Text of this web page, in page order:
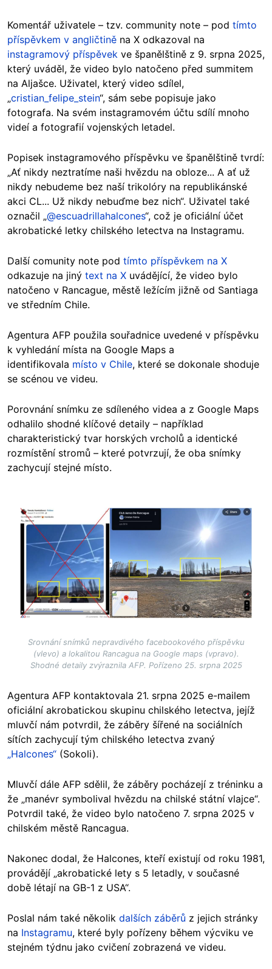
Komentář uživatele – tzv. community note – pod tímto
příspěvkem v angličtině na X odkazoval na
instagramový příspěvek ve španělštině z 9. srpna 2025,
který uváděl, že video bylo natočeno před summitem
na Aljašce. Uživatel, který video sdílel,
„cristian_felipe_stein“, sám sebe popisuje jako
fotografa. Na svém instagramovém účtu sdílí mnoho
videí a fotografií vojenských letadel.
Popisek instagramového příspěvku ve španělštině tvrdí:
„Ať nikdy neztratíme naši hvězdu na obloze... A ať už
nikdy nebudeme bez naší trikolóry na republikánské
akci CL... Už nikdy nebuďme bez nich“. Uživatel také
označil „@escuadrillahalcones“, což je oficiální účet
akrobatické letky chilského letectva na Instagramu.
Další comunity note pod tímto příspěvkem na X
odkazuje na jiný text na X uvádějící, že video bylo
natočeno v Rancague, městě ležícím jižně od Santiaga
ve středním Chile.
Agentura AFP použila souřadnice uvedené v příspěvku
k vyhledání místa na Google Maps a
identifikovala místo v Chile, které se dokonale shoduje
se scénou ve videu.
Porovnání snímku ze sdíleného videa a z Google Maps
odhalilo shodné klíčové detaily – například
charakteristický tvar horských vrcholů a identické
rozmístění stromů – které potvrzují, že oba snímky
zachycují stejné místo.
Image
Srovnání snímků nepravdivého facebookového příspěvku
(vlevo) a lokalitou Rancagua na Google maps (vpravo).
Shodné detaily zvýraznila AFP. Pořízeno 25. srpna 2025
Agentura AFP kontaktovala 21. srpna 2025 e-mailem
oficiální akrobatickou skupinu chilského letectva, jejíž
mluvčí nám potvrdil, že záběry šířené na sociálních
sítích zachycují tým chilského letectva zvaný
„Halcones“ (Sokoli).
Mluvčí dále AFP sdělil, že záběry pocházejí z tréninku a
že „manévr symbolival hvězdu na chilské státní vlajce“.
Potvrdil také, že video bylo natočeno 7. srpna 2025 v
chilském městě Rancagua.
Nakonec dodal, že Halcones, kteří existují od roku 1981,
provádějí „akrobatické lety s 5 letadly, v současné
době létají na GB-1 z USA“.
Poslal nám také několik dalších záběrů z jejich stránky
na Instagramu, které byly pořízeny během výcviku ve
stejném týdnu jako cvičení zobrazená ve videu.